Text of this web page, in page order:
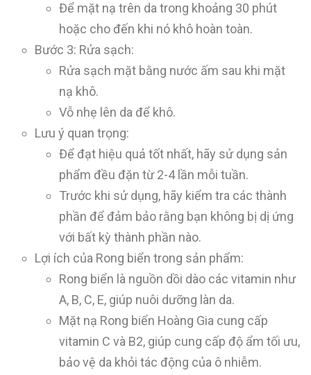
Để mặt nạ trên da trong khoảng 30 phút
hoặc cho đến khi nó khô hoàn toàn.
Bước 3: Rửa sạch:
Rửa sạch mặt bằng nước ấm sau khi mặt
nạ khô.
Vỗ nhẹ lên da để khô.
Lưu ý quan trọng:
Để đạt hiệu quả tốt nhất, hãy sử dụng sản
phẩm đều đặn từ 2-4 lần mỗi tuần.
Trước khi sử dụng, hãy kiểm tra các thành
phần để đảm bảo rằng bạn không bị dị ứng
với bất kỳ thành phần nào.
Lợi ích của Rong biển trong sản phẩm:
Rong biển là nguồn dồi dào các vitamin như
A, B, C, E, giúp nuôi dưỡng làn da.
Mặt nạ Rong biển Hoàng Gia cung cấp
vitamin C và B2, giúp cung cấp độ ẩm tối ưu,
bảo vệ da khỏi tác động của ô nhiễm.